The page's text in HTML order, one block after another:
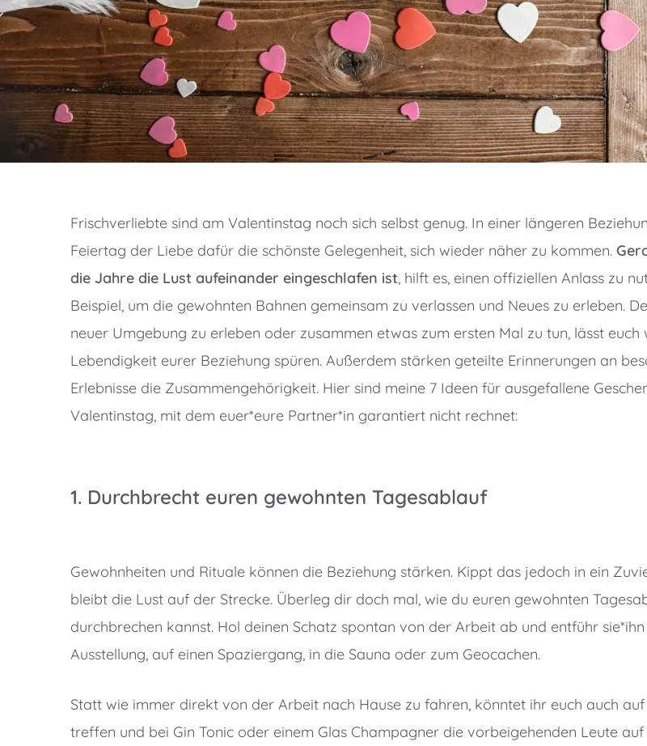
Frischverliebte sind am Valentinstag noch sich selbst genug. In einer längeren
Feiertag der Liebe dafür die schönste Gelegenheit, sich wieder näher zu kommen.
die Jahre die Lust aufeinander eingeschlafen ist, hilft es, einen offiziellen Anlass zu
Beispiel, um die gewohnten Bahnen gemeinsam zu verlassen und Neues zu erleben.
neuer Umgebung zu erleben oder zusammen etwas zum ersten Mal zu tun, lässt euch
Lebendigkeit eurer Beziehung spüren. Außerdem stärken geteilte Erinnerungen an
Erlebnisse die Zusammengehörigkeit. Hier sind meine 7 Ideen für ausgefallene
Valentinstag, mit dem euer*eure Partner*in garantiert nicht rechnet:
1. Durchbrecht euren gewohnten Tagesablauf
Gewohnheiten und Rituale können die Beziehung stärken. Kippt das jedoch in ein
bleibt die Lust auf der Strecke. Überleg dir doch mal, wie du euren gewohnten
durchbrechen kannst. Hol deinen Schatz spontan von der Arbeit ab und entführ
Ausstellung, auf einen Spaziergang, in die Sauna oder zum Geocachen.
Statt wie immer direkt von der Arbeit nach Hause zu fahren, könntet ihr euch auch
treffen und bei Gin Tonic oder einem Glas Champagner die vorbeigehenden Leute